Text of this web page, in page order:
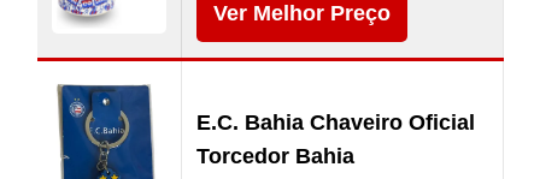
Ver Melhor Preço
E.C. Bahia Chaveiro Oficial
Torcedor Bahia